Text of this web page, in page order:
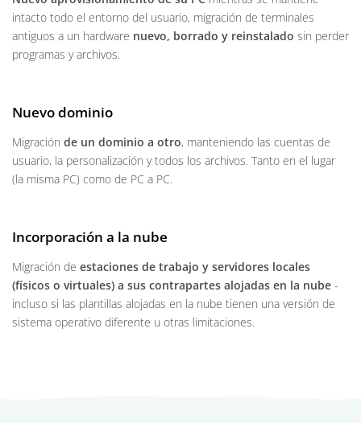
intacto todo el entorno del usuario, migración de terminales
antiguos a un hardware nuevo, borrado y reinstalado sin perder
programas y archivos.
Nuevo dominio
Migración de un dominio a otro, manteniendo las cuentas de
usuario, la personalización y todos los archivos. Tanto en el lugar
(la misma PC) como de PC a PC.
Incorporación a la nube
Migración de estaciones de trabajo y servidores locales
(físicos o virtuales) a sus contrapartes alojadas en la nube -
incluso si las plantillas alojadas en la nube tienen una versión de
sistema operativo diferente u otras limitaciones.